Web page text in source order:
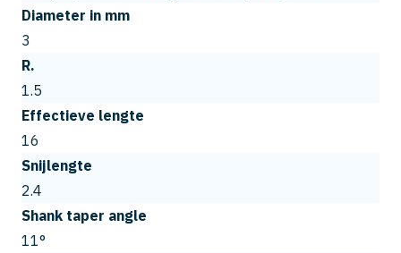
Diameter in mm
3
R.
1.5
Effectieve lengte
16
Snijlengte
2.4
Shank taper angle
11°